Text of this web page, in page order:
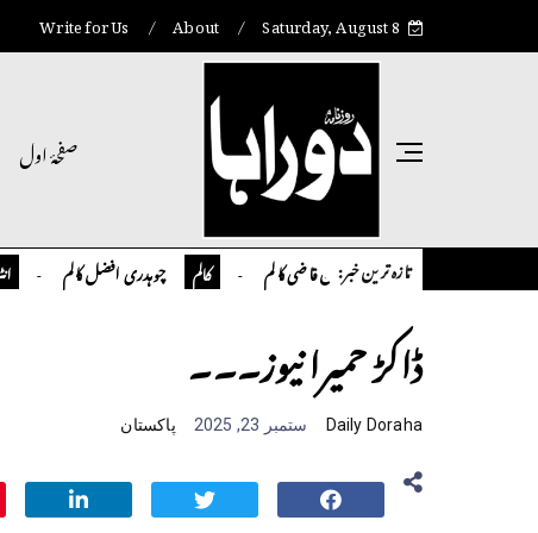
Saturday, August 8
About
Write for Us
صفحۂ اول
تازہ ترین خبر:
تمیور سلمان قاضی کالم کالم چوہدری افضل کالم انٹر نیشنل
ڈاکڑ حمیرا نیوز۔۔۔
Daily Doraha ستمبر 23, 2025 پاکستان